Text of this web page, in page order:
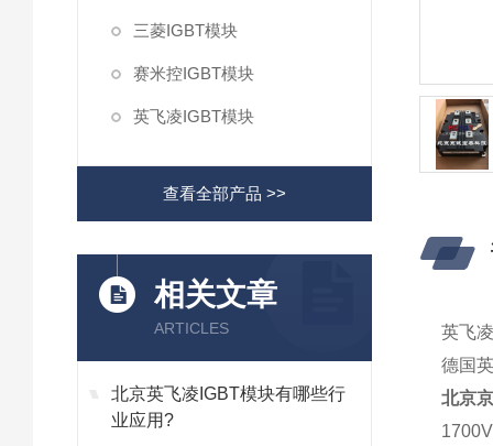
三菱IGBT模块
赛米控IGBT模块
英飞凌IGBT模块
查看全部产品 >>
相关文章
ARTICLES
北京英飞凌IGBT模块有哪些行
业应用?
英飞
德国
北京